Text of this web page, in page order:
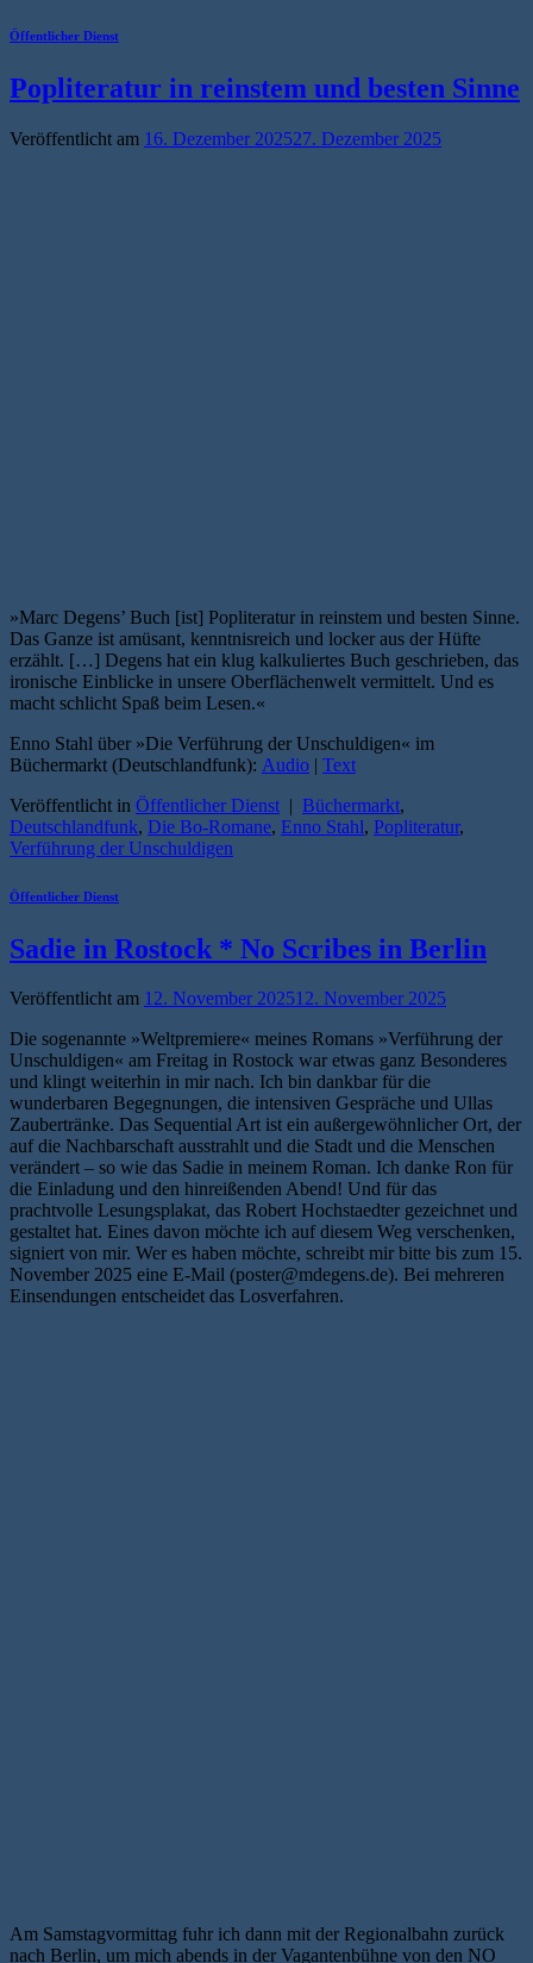
Öffentlicher Dienst
Popliteratur in reinstem und besten Sinne
Veröffentlicht am 16. Dezember 202527. Dezember 2025
»Marc Degens’ Buch [ist] Popliteratur in reinstem und besten Sinne.
Das Ganze ist amüsant, kenntnisreich und locker aus der Hüfte
erzählt. […] Degens hat ein klug kalkuliertes Buch geschrieben, das
ironische Einblicke in unsere Oberflächenwelt vermittelt. Und es
macht schlicht Spaß beim Lesen.«
Enno Stahl über »Die Verführung der Unschuldigen« im
Büchermarkt (Deutschlandfunk): Audio | Text
Veröffentlicht in Öffentlicher Dienst | Büchermarkt,
Deutschlandfunk, Die Bo-Romane, Enno Stahl, Popliteratur,
Verführung der Unschuldigen
Öffentlicher Dienst
Sadie in Rostock * No Scribes in Berlin
Veröffentlicht am 12. November 202512. November 2025
Die sogenannte »Weltpremiere« meines Romans »Verführung der
Unschuldigen« am Freitag in Rostock war etwas ganz Besonderes
und klingt weiterhin in mir nach. Ich bin dankbar für die
wunderbaren Begegnungen, die intensiven Gespräche und Ullas
Zaubertränke. Das Sequential Art ist ein außergewöhnlicher Ort, der
auf die Nachbarschaft ausstrahlt und die Stadt und die Menschen
verändert – so wie das Sadie in meinem Roman. Ich danke Ron für
die Einladung und den hinreißenden Abend! Und für das
prachtvolle Lesungsplakat, das Robert Hochstaedter gezeichnet und
gestaltet hat. Eines davon möchte ich auf diesem Weg verschenken,
signiert von mir. Wer es haben möchte, schreibt mir bitte bis zum 15.
November 2025 eine E-Mail (poster@mdegens.de). Bei mehreren
Einsendungen entscheidet das Losverfahren.
Am Samstagvormittag fuhr ich dann mit der Regionalbahn zurück
nach Berlin, um mich abends in der Vagantenbühne von den NO